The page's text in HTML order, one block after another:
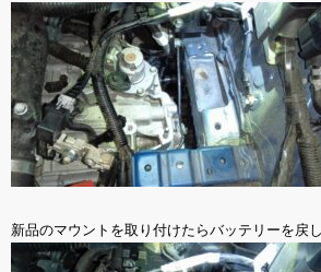
新品のマウントを取り付けたらバッテリーを戻し